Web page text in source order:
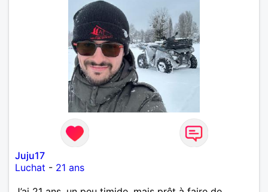
Juju17
Luchat - 21 ans